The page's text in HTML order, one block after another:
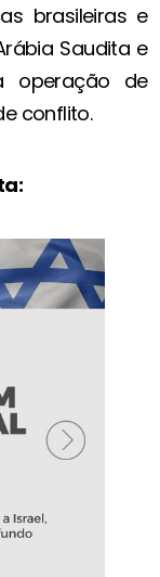
brasileiras e
Saudita e
operação de
conflito.